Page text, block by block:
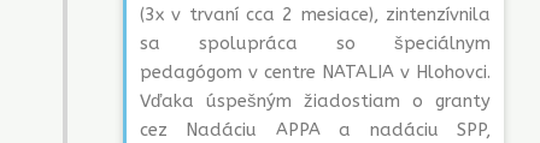
(3x v trvaní cca 2 mesiace), zintenzívnila
sa spolupráca so špeciálnym
pedagógom v centre NATALIA v Hlohovci.
Vďaka úspešným žiadostiam o granty
cez Nadáciu APPA a nadáciu SPP,